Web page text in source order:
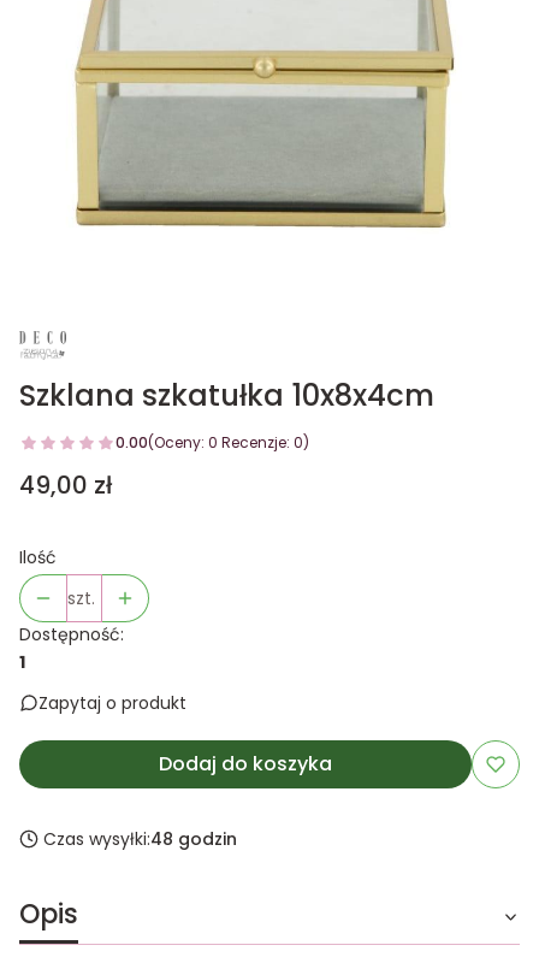
Szklana szkatułka 10x8x4cm
0.00(Oceny: 0 Recenzje: 0)
Cena
49,00 zł
Ilość
szt.
Dostępność:
1
Zapytaj o produkt
Dodaj do koszyka
Czas wysyłki:48 godzin
Opis